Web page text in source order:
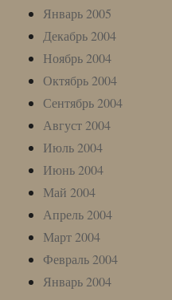
Январь 2005
Декабрь 2004
Ноябрь 2004
Октябрь 2004
Сентябрь 2004
Август 2004
Июль 2004
Июнь 2004
Май 2004
Апрель 2004
Март 2004
Февраль 2004
Январь 2004